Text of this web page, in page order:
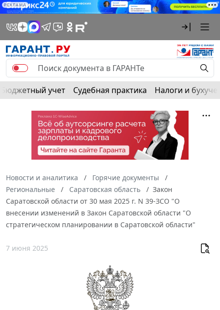
РЕКЛАМА
Бюджетный учет Судебная практика Налоги и
Новости и аналитика
Горячие документы
Региональные
Саратовская область
Закон
Саратовской области от 30 мая 2025 г. N 39-ЗСО "О
внесении изменений в Закон Саратовской области "О
стратегическом планировании в Саратовской области"
7 июня 2025